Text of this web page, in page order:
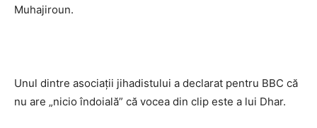
Muhajiroun.
Unul dintre asociaţii jihadistului a declarat pentru BBC că
nu are „nicio îndoială” că vocea din clip este a lui Dhar.